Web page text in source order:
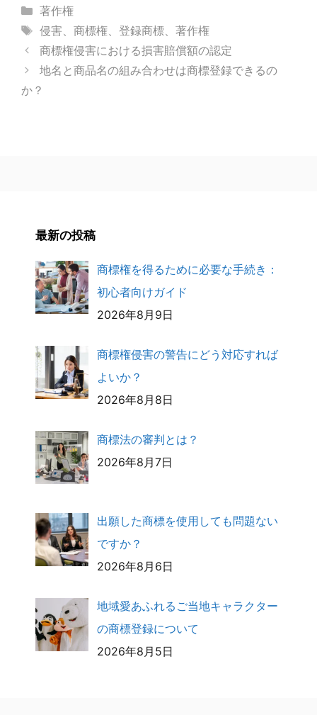
カ
テ
ゴ
リ
ー
著作権
タ
グ
侵害 商標権、 登録商標
著作権
商標権侵害における損害賠償額の認定
地名と商品名の組み合わせは商標登録できるの
か？
最新の投稿
商標権を得るために必要な手続き：
初心者向けガイド
2026年8月9日
商標権侵害の警告にどう対応すれば
よいか？
2026年8月8日
商標法の審判とは？
2026年8月7日
出願した商標を使用しても問題ない
ですか？
2026年8月6日
地域愛あふれるご当地キャラクター
の商標登録について
2026年8月5日